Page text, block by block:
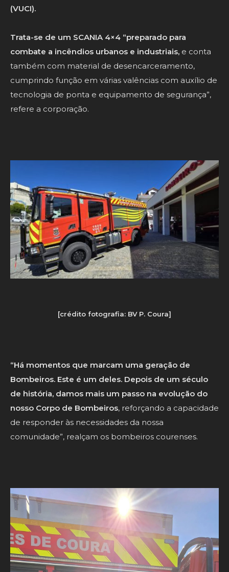
(VUCI).
Trata-se de um SCANIA 4×4 “preparado para
combate a incêndios urbanos e industriais, e conta
também com material de desencarceramento,
cumprindo função em várias valências com auxílio de
tecnologia de ponta e equipamento de segurança”,
refere a corporação.
[crédito fotografia: BV P. Coura]
“Há momentos que marcam uma geração de
Bombeiros. Este é um deles. Depois de um século
de história, damos mais um passo na evolução do
nosso Corpo de Bombeiros, reforçando a capacidade
de responder às necessidades da nossa
comunidade”, realçam os bombeiros courenses.